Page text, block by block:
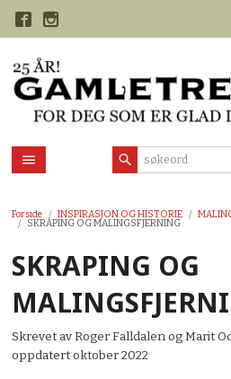
Forside INSPIRASJON OG HISTORIE
SKRAPING OG MALINGSFJERNING
SKRAPING OG
Skrevet av Roger Falldalen og Marit
oppdatert oktober 2022